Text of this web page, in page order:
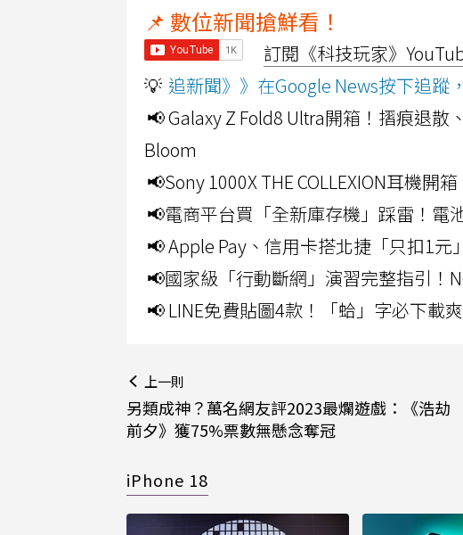
📌 數位新聞搶鮮看！
訂閱《科技玩家》
💡 追新聞》》在Google News按下追蹤
📢 Galaxy Z Fold8 Ultra開箱！摺痕退
Bloom
📢Sony 1000X THE COLLEXION耳機
📢電商平台買「全新庫存機」踩雷！電
📢 Apple Pay、信用卡搭北捷「只扣1
📢國家級「行動斷網」演習完整指引！
📢 LINE免費貼圖4款！「蛤」字必下載
上一則
另類成神？萬名網友評2023最爛遊戲：《浩劫
前夕》獲75%票數無懸念奪冠
iPhone 18